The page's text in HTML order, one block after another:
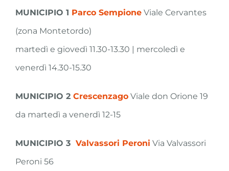
MUNICIPIO 1 Parco Sempione Viale Cervantes
(zona Montetordo)
martedì e giovedì 11.30-13.30 | mercoledì e
venerdì 14.30-15.30
MUNICIPIO 2 Crescenzago Viale don Orione 19
da martedì a venerdì 12-15
MUNICIPIO 3 Valvassori Peroni Via Valvassori
Peroni 56